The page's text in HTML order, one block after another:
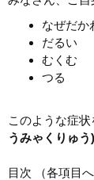
なぜだか
だるい
むくむ
つる
このような症
うみゃくりゅう)
目次 （各項目